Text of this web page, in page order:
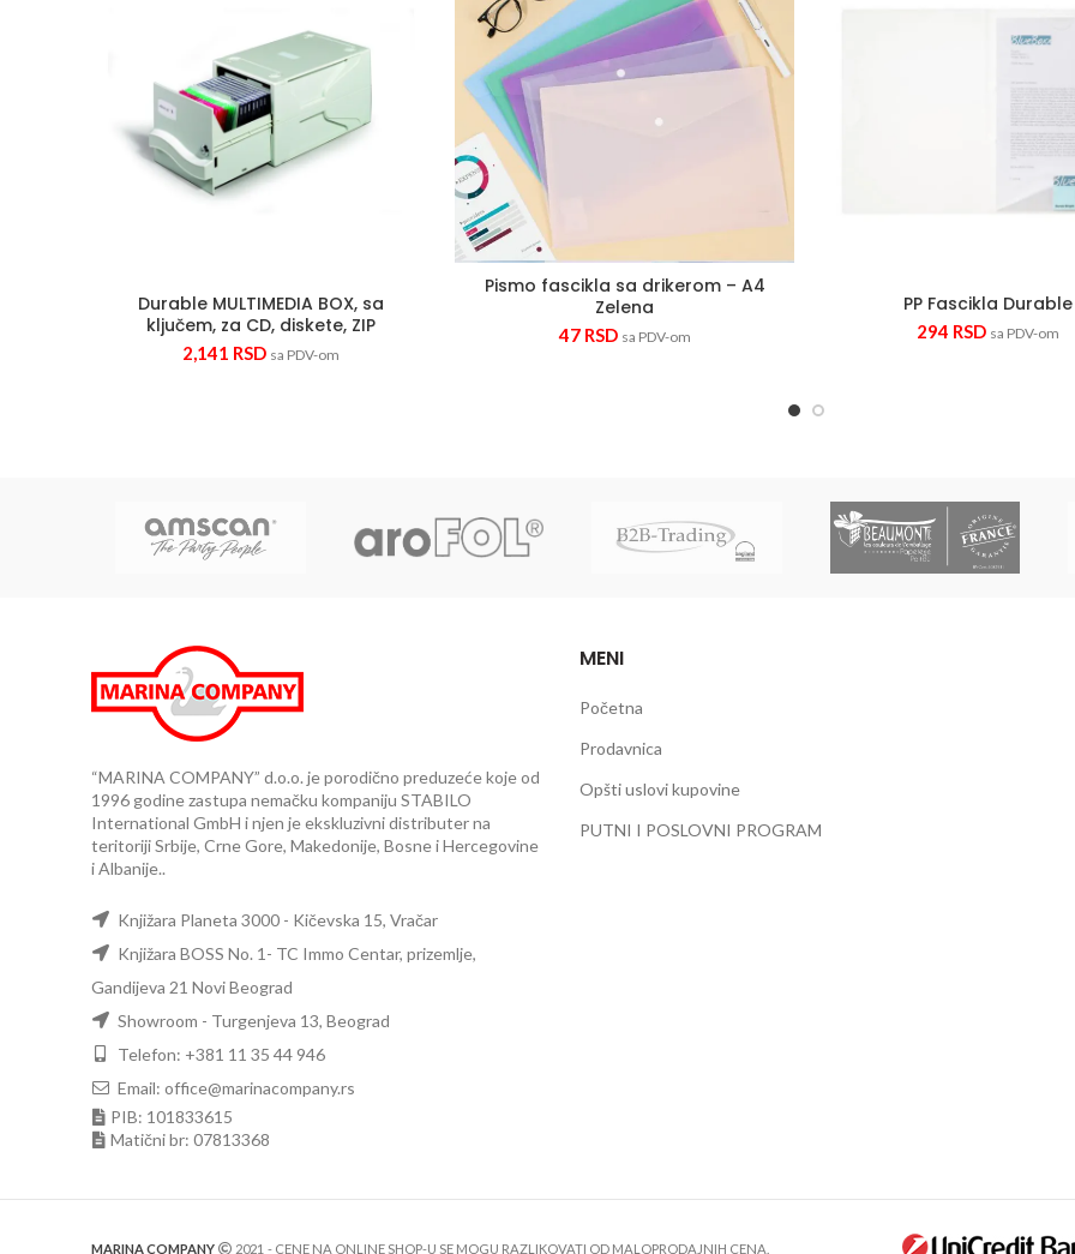
Durable MULTIMEDIA BOX, sa
ključem, za CD, diskete, ZIP
2,141 RSD sa PDV-om
Durable MULTIMEDIA BOX, sa ključem, za CD, diskete, ZIP quantity
Pismo fascikla sa drikerom – A4
Zelena
47 RSD sa PDV-om
Pismo fascikla sa drikerom - A4 Zelena quantity
PP Fascikla Durable
294 RSD sa PDV-om
PP
“MARINA COMPANY” d.o.o. je porodično preduzeće koje od
1996 godine zastupa nemačku kompaniju STABILO
International GmbH i njen je ekskluzivni distributer na
teritoriji Srbije, Crne Gore, Makedonije, Bosne i Hercegovine
i Albanije..
Knjižara Planeta 3000 - Kičevska 15, Vračar
Knjižara BOSS No. 1- TC Immo Centar, prizemlje,
Gandijeva 21 Novi Beograd
Showroom - Turgenjeva 13, Beograd
Telefon: +381 11 35 44 946
Email: office@marinacompany.rs
PIB: 101833615
Matični br: 07813368
MENI
Početna
Prodavnica
Opšti uslovi kupovine
PUTNI I POSLOVNI PROGRAM
MARINA COMPANY 2021 - CENE NA ONLINE SHOP-U SE MOGU RAZLIKOVATI OD MALOPRODAJNIH CENA.